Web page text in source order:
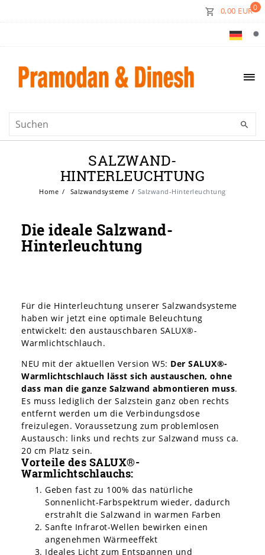
0
0,00 EUR
SALZWAND-
HINTERLEUCHTUNG
Home Salzwandsysteme Salzwand-Hinterleuchtung
Die ideale Salzwand-
Hinterleuchtung
Für die Hinterleuchtung unserer Salzwandsysteme
haben wir jetzt eine optimale Beleuchtung
entwickelt: den austauschbaren SALUX®-
Warmlichtschlauch.
NEU mit der aktuellen Version W5: Der SALUX®-
Warmlichtschlauch lässt sich austauschen, ohne
dass man die ganze Salzwand abmontieren muss.
Es muss lediglich der Salzstein ganz oben rechts
entfernt werden um die Verbindungsdose
freizulegen. Voraussetzung zum problemlosen
Austausch: links und rechts zur Salzwand muss ca.
20 cm Platz sein.
Vorteile des SALUX®-
Warmlichtschlauchs:
Geben fast zu 100% das natürliche
Sonnenlicht-Farbspektrum wieder, dadurch
erstrahlt die Salzwand in warmen Farben
Sanfte Infrarot-Wellen bewirken einen
angenehmen Wärmeeffekt
Ideales Licht zum Entspannen und